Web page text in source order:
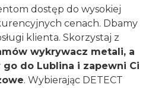
dostęp do wysokiej
cenach. Dbamy
klienta. Skorzystaj z
wykrywacz metali, a
do Lublina i zapewni Ci
. Wybierając DETECT